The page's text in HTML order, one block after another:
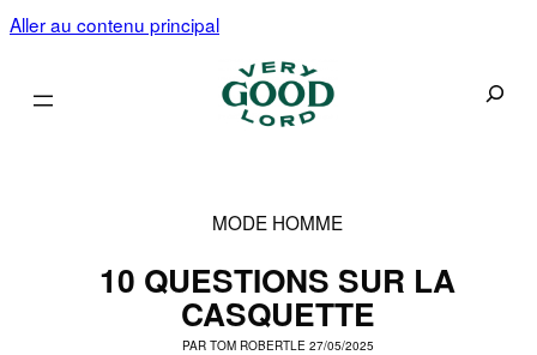
Aller au contenu principal
MODE HOMME
10 QUESTIONS SUR LA
CASQUETTE
PAR TOM ROBERTLE 27/05/2025